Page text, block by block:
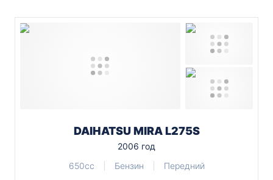
DAIHATSU MIRA L275S
2006 год
650cc
Бензин Передний